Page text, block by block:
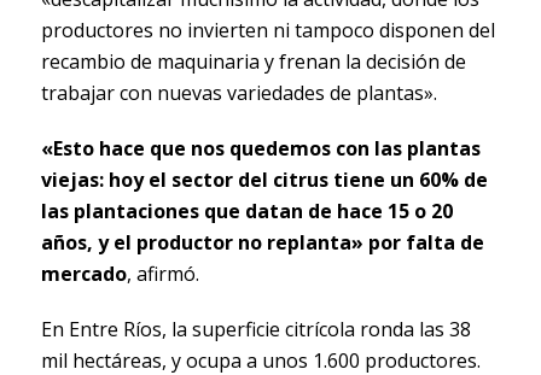
productores no invierten ni tampoco disponen del
recambio de maquinaria y frenan la decisión de
trabajar con nuevas variedades de plantas».
«Esto hace que nos quedemos con las plantas
viejas: hoy el sector del citrus tiene un 60% de
las plantaciones que datan de hace 15 o 20
años, y el productor no replanta» por falta de
mercado, afirmó.
En Entre Ríos, la superficie citrícola ronda las 38
mil hectáreas, y ocupa a unos 1.600 productores.